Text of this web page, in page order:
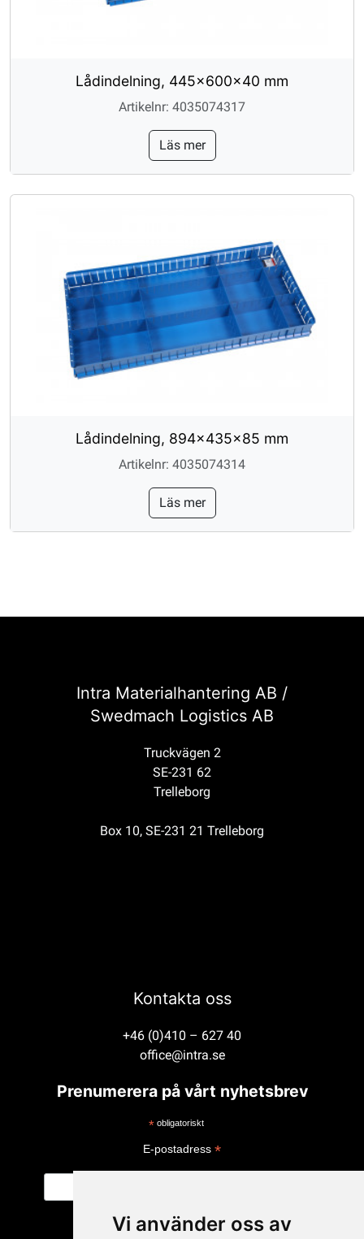
Vi använder oss av
Lådindelning, 445x600x40 mm
Artikelnr: 4035074317
Läs mer
Lådindelning, 894x435x85 mm
Artikelnr: 4035074314
Läs mer
Intra Materialhantering AB /
Swedmach Logistics AB
Truckvägen 2
SE-231 62
Trelleborg
Box 10, SE-231 21 Trelleborg
Kontakta oss
+46 (0)410 – 627 40
office@intra.se
Prenumerera på vårt nyhetsbrev
* obligatoriskt
E-postadress *